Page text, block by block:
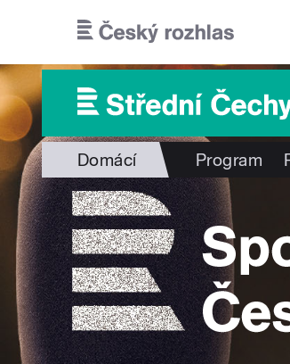
Domácí Program